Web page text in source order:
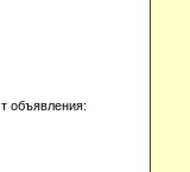
объявления: